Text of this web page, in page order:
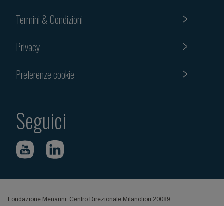
Termini & Condizioni
Privacy
Preferenze cookie
Seguici
Fondazione Menarini, Centro Direzionale Milanofiori 20089